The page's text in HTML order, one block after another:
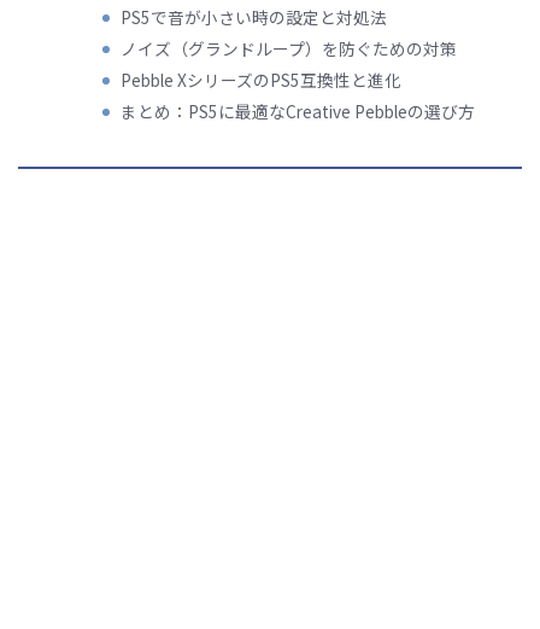
PS5で音が小さい時の設定と対処法
ノイズ（グランドループ）を防ぐための対策
Pebble XシリーズのPS5互換性と進化
まとめ：PS5に最適なCreative Pebbleの選び方